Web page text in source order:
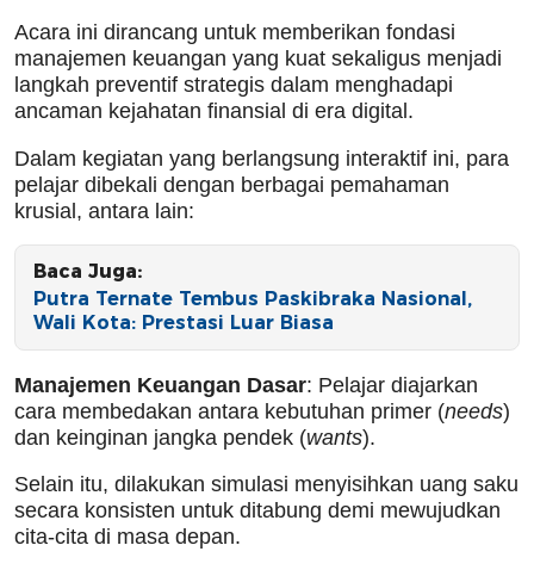
Acara ini dirancang untuk memberikan fondasi
manajemen keuangan yang kuat sekaligus menjadi
langkah preventif strategis dalam menghadapi
ancaman kejahatan finansial di era digital.
Dalam kegiatan yang berlangsung interaktif ini, para
pelajar dibekali dengan berbagai pemahaman
krusial, antara lain:
Baca Juga:
Putra Ternate Tembus Paskibraka Nasional,
Wali Kota: Prestasi Luar Biasa
Manajemen Keuangan Dasar: Pelajar diajarkan
cara membedakan antara kebutuhan primer (needs)
dan keinginan jangka pendek (wants).
Selain itu, dilakukan simulasi menyisihkan uang saku
secara konsisten untuk ditabung demi mewujudkan
cita-cita di masa depan.